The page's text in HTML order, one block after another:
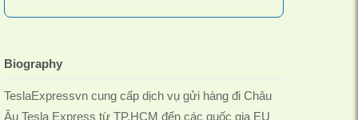
Biography
​TeslaExpressvn cung cấp dịch vụ gửi hàng đi Châu
Âu Tesla Express từ TP.HCM đến các quốc gia EU